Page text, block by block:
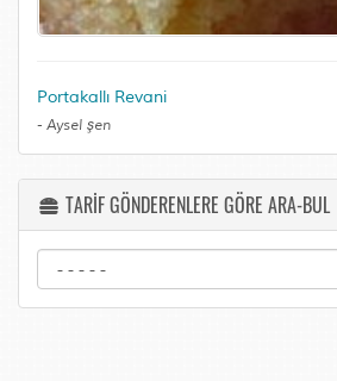
Portakallı Revani
- Aysel şen
TARİF GÖNDERENLERE GÖRE ARA-BUL